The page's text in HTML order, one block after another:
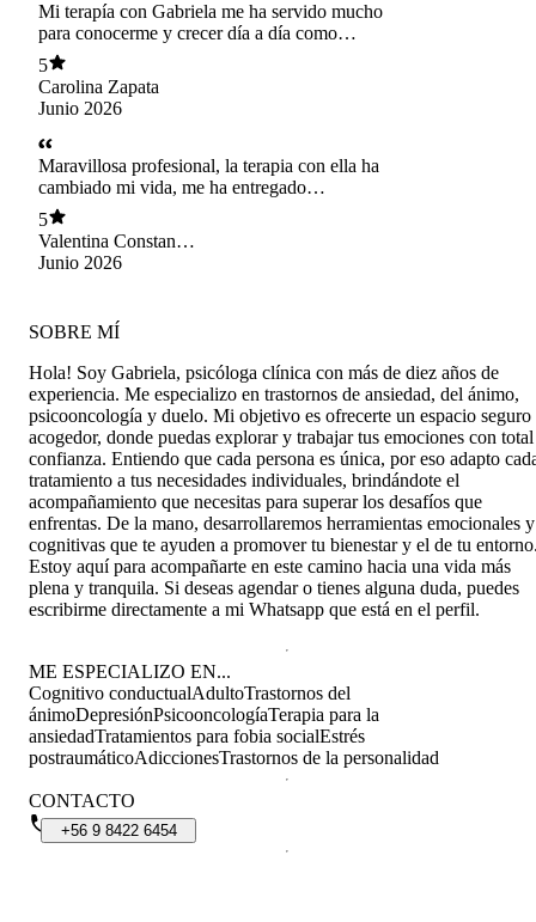
Mi terapía con Gabriela me ha servido mucho
para conocerme y crecer día a día como
persona. Es una excelente profesional, muy
preocupada de sus pacientes y comprometida
con el proceso terapéutico. Estoy muy feliz de
tenerla como mi terapeuta.
5
Carolina Zapata
Junio 2026
Maravillosa profesional, la terapia con ella ha
cambiado mi vida, me ha entregado
herramientas para poder aplicar y así facilitar
todos mis procesos. Agradecida de su sabiduría,
su entrega y su buena disposición.
5
Valentina Constanza
Gutierrez
Junio 2026
SOBRE MÍ
Hola! Soy Gabriela, psicóloga clínica con más de diez años de
experiencia. Me especializo en trastornos de ansiedad, del ánimo,
psicooncología y duelo. Mi objetivo es ofrecerte un espacio seguro
acogedor, donde puedas explorar y trabajar tus emociones con total
confianza. Entiendo que cada persona es única, por eso adapto
tratamiento a tus necesidades individuales, brindándote el
acompañamiento que necesitas para superar los desafíos que
enfrentas. De la mano, desarrollaremos herramientas emocionales y
cognitivas que te ayuden a promover tu bienestar y el de tu
Estoy aquí para acompañarte en este camino hacia una vida más
plena y tranquila. Si deseas agendar o tienes alguna duda, puedes
escribirme directamente a mi Whatsapp que está en el perfil.
ME ESPECIALIZO EN...
Cognitivo conductualAdultoTrastornos del
ánimoDepresiónPsicooncologíaTerapia para la
ansiedadTratamientos para fobia socialEstrés
postraumáticoAdiccionesTrastornos de la personalidad
CONTACTO
+56 9 8422 6454